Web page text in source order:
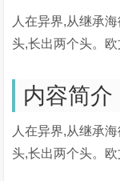
人在异界,从继承
头,长出两个头。
内容简介
人在异界,从继承
头,长出两个头。